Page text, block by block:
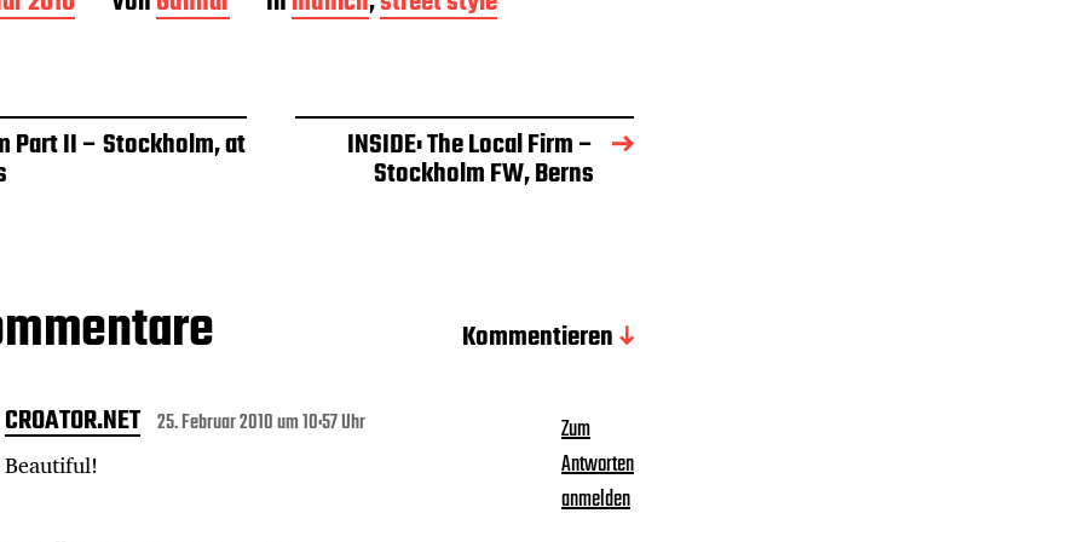
Part II – Stockholm, at INSIDE: The Local Firm –
Stockholm FW, Berns
Kommentieren
CROATOR.NET 25. Februar 2010 um 10:57 Uhr
Beautiful!
Zum
Antworten
anmelden